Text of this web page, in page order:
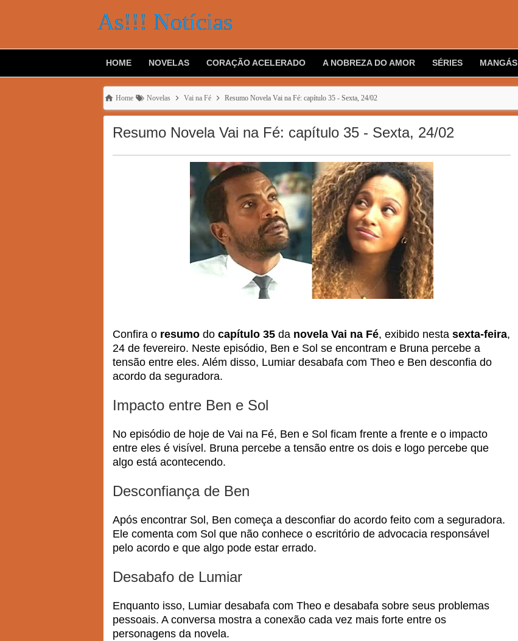
As!!! Notícias
HOME NOVELAS CORAÇÃO ACELERADO A NOBREZA DO AMOR SÉRIES MANGÁS
Home Novelas Vai na Fé Resumo Novela Vai na Fé: capítulo 35 - Sexta, 24/02
Resumo Novela Vai na Fé: capítulo 35 - Sexta, 24/02
Confira o resumo do capítulo 35 da novela Vai na Fé, exibido nesta sexta-feira,
24 de fevereiro. Neste episódio, Ben e Sol se encontram e Bruna percebe a
tensão entre eles. Além disso, Lumiar desabafa com Theo e Ben desconfia do
acordo da seguradora.
Impacto entre Ben e Sol
No episódio de hoje de Vai na Fé, Ben e Sol ficam frente a frente e o impacto
entre eles é visível. Bruna percebe a tensão entre os dois e logo percebe que
algo está acontecendo.
Desconfiança de Ben
Após encontrar Sol, Ben começa a desconfiar do acordo feito com a seguradora.
Ele comenta com Sol que não conhece o escritório de advocacia responsável
pelo acordo e que algo pode estar errado.
Desabafo de Lumiar
Enquanto isso, Lumiar desabafa com Theo e desabafa sobre seus problemas
pessoais. A conversa mostra a conexão cada vez mais forte entre os
personagens da novela.